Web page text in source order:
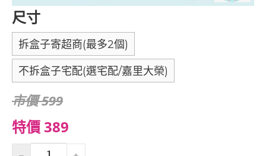
尺寸
拆盒子寄超商(最多2個)
不拆盒子宅配(選宅配/嘉里大榮)
市價 599
特價 389